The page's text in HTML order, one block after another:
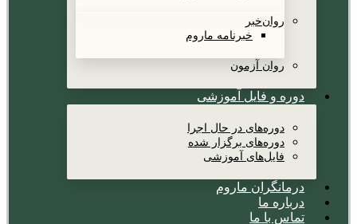
روان‌خبر
خبرنامه ماروم
روان آزمون
دوره و فایل آموزشی
دوره‌های در حال اجرا
دوره‌های برگزار شده
فایل‌های آموزشی
درمانگران ماروم
درباره ما
تماس با ما